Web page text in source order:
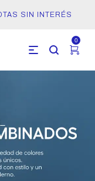
SIN INTERÉS
0